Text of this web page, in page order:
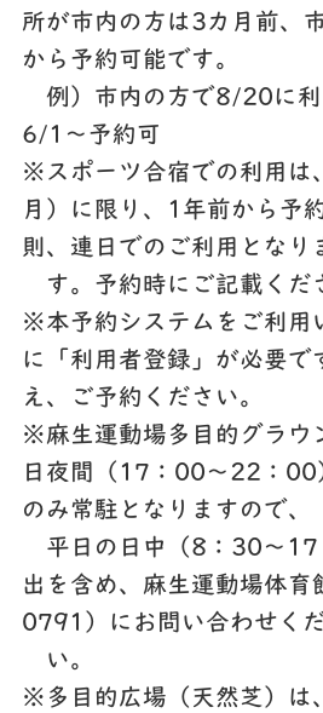
所が市内の方は3カ月前、
から予約可能です。
例）市内の方で8/20に利
6/1～予約可
※スポーツ合宿での利用は
月）に限り、1年前から予
則、連日でのご利用となり
す。予約時にご記載くだ
※本予約システムをご利用
に「利用者登録」が必要で
え、ご予約ください。
※麻生運動場多目的グラウ
日夜間（17：00～22：00
のみ常駐となりますので、
平日の日中（8：30～17
出を含め、麻生運動場体
0791）にお問い合わせく
い。
※多目的広場（天然芝）は